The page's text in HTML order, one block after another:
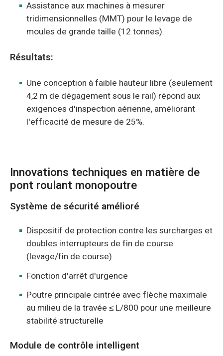
Assistance aux machines à mesurer
tridimensionnelles (MMT) pour le levage de
moules de grande taille (12 tonnes).
Résultats:
Une conception à faible hauteur libre (seulement
4,2 m de dégagement sous le rail) répond aux
exigences d'inspection aérienne, améliorant
l'efficacité de mesure de 25%.
Innovations techniques en matière de
pont roulant monopoutre
Système de sécurité amélioré
Dispositif de protection contre les surcharges et
doubles interrupteurs de fin de course
(levage/fin de course)
Fonction d'arrêt d'urgence
Poutre principale cintrée avec flèche maximale
au milieu de la travée ≤ L/800 pour une meilleure
stabilité structurelle
Module de contrôle intelligent